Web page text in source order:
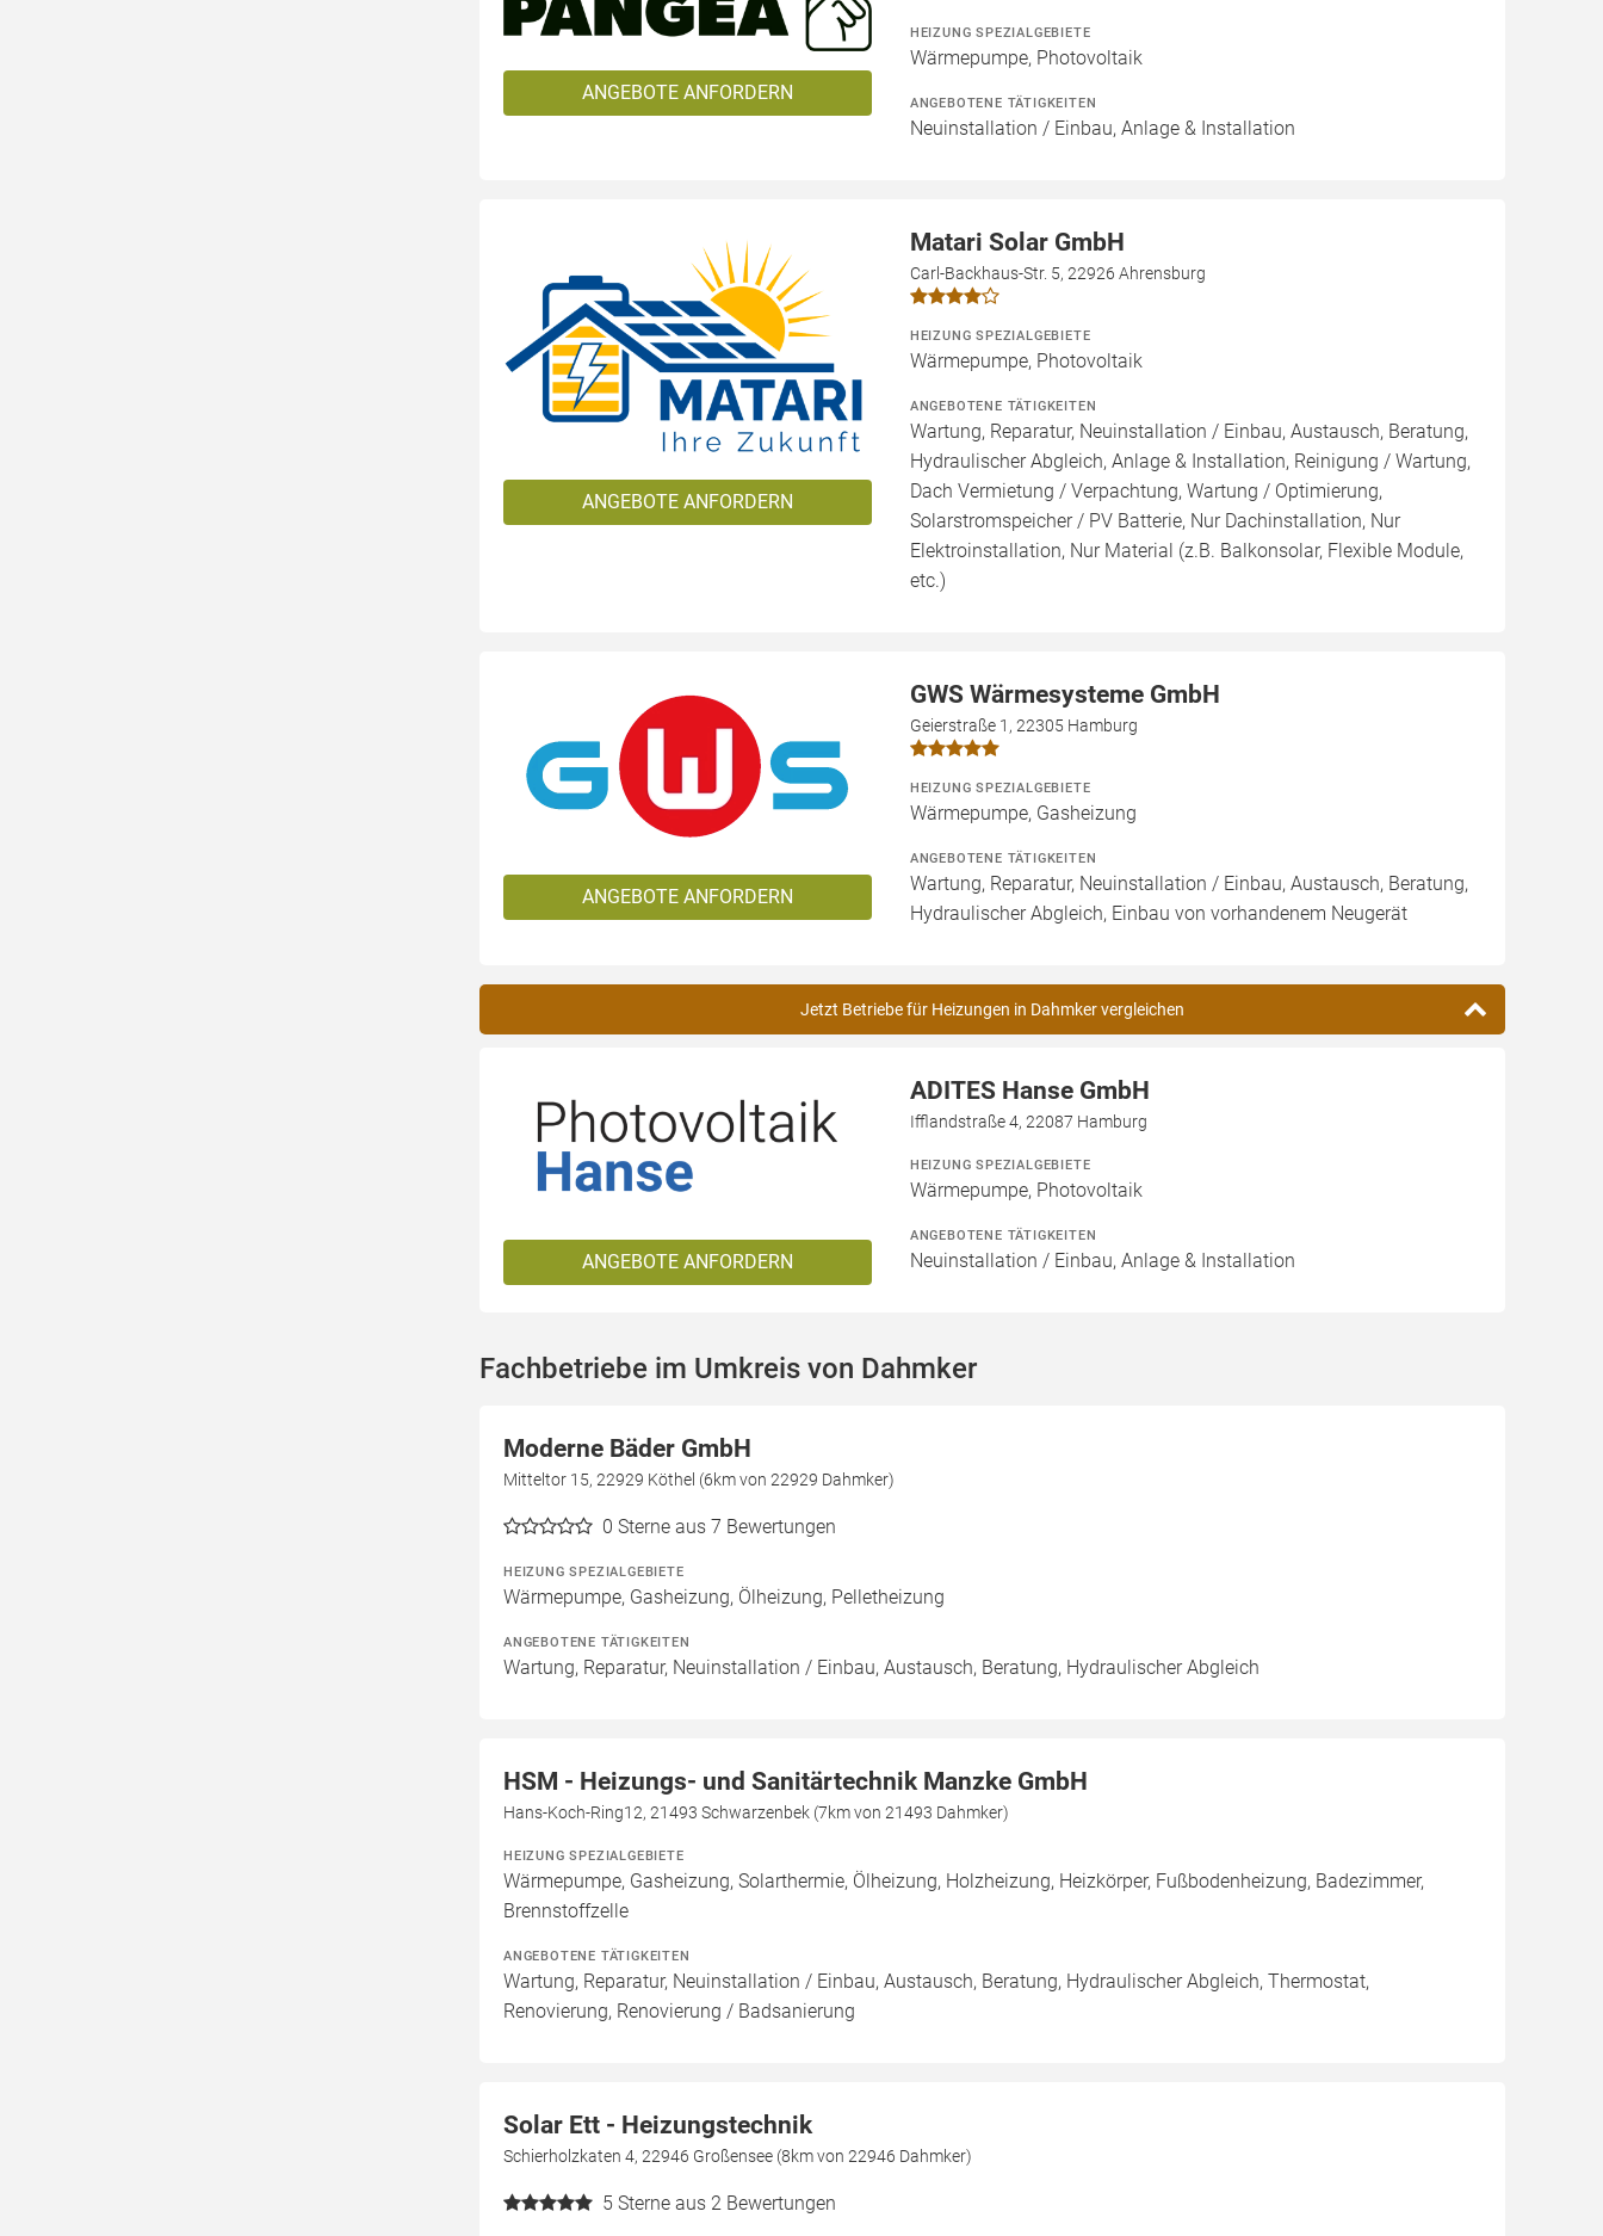
ANGEBOTE ANFORDERN
HEIZUNG SPEZIALGEBIETE
Wärmepumpe, Photovoltaik
ANGEBOTENE TÄTIGKEITEN
Neuinstallation / Einbau, Anlage & Installation
ANGEBOTE ANFORDERN
Matari Solar GmbH
Carl-Backhaus-Str. 5, 22926 Ahrensburg
HEIZUNG SPEZIALGEBIETE
Wärmepumpe, Photovoltaik
ANGEBOTENE TÄTIGKEITEN
Wartung, Reparatur, Neuinstallation / Einbau, Austausch, Beratung,
Hydraulischer Abgleich, Anlage & Installation, Reinigung / Wartung,
Dach Vermietung / Verpachtung, Wartung / Optimierung,
Solarstromspeicher / PV Batterie, Nur Dachinstallation, Nur
Elektroinstallation, Nur Material (z.B. Balkonsolar, Flexible Module,
etc.)
ANGEBOTE ANFORDERN
GWS Wärmesysteme GmbH
Geierstraße 1, 22305 Hamburg
HEIZUNG SPEZIALGEBIETE
Wärmepumpe, Gasheizung
ANGEBOTENE TÄTIGKEITEN
Wartung, Reparatur, Neuinstallation / Einbau, Austausch, Beratung,
Hydraulischer Abgleich, Einbau von vorhandenem Neugerät
Jetzt Betriebe für Heizungen in Dahmker vergleichen
ANGEBOTE ANFORDERN
ADITES Hanse GmbH
Ifflandstraße 4, 22087 Hamburg
HEIZUNG SPEZIALGEBIETE
Wärmepumpe, Photovoltaik
ANGEBOTENE TÄTIGKEITEN
Neuinstallation / Einbau, Anlage & Installation
Fachbetriebe im Umkreis von Dahmker
Moderne Bäder GmbH
Mitteltor 15, 22929 Köthel (6km von 22929 Dahmker)
0 Sterne aus 7 Bewertungen
HEIZUNG SPEZIALGEBIETE
Wärmepumpe, Gasheizung, Ölheizung, Pelletheizung
ANGEBOTENE TÄTIGKEITEN
Wartung, Reparatur, Neuinstallation / Einbau, Austausch, Beratung, Hydraulischer Abgleich
HSM - Heizungs- und Sanitärtechnik Manzke GmbH
Hans-Koch-Ring12, 21493 Schwarzenbek (7km von 21493 Dahmker)
HEIZUNG SPEZIALGEBIETE
Wärmepumpe, Gasheizung, Solarthermie, Ölheizung, Holzheizung, Heizkörper, Fußbodenheizung, Badezimmer,
Brennstoffzelle
ANGEBOTENE TÄTIGKEITEN
Wartung, Reparatur, Neuinstallation / Einbau, Austausch, Beratung, Hydraulischer Abgleich, Thermostat,
Renovierung, Renovierung / Badsanierung
Solar Ett - Heizungstechnik
Schierholzkaten 4, 22946 Großensee (8km von 22946 Dahmker)
5 Sterne aus 2 Bewertungen